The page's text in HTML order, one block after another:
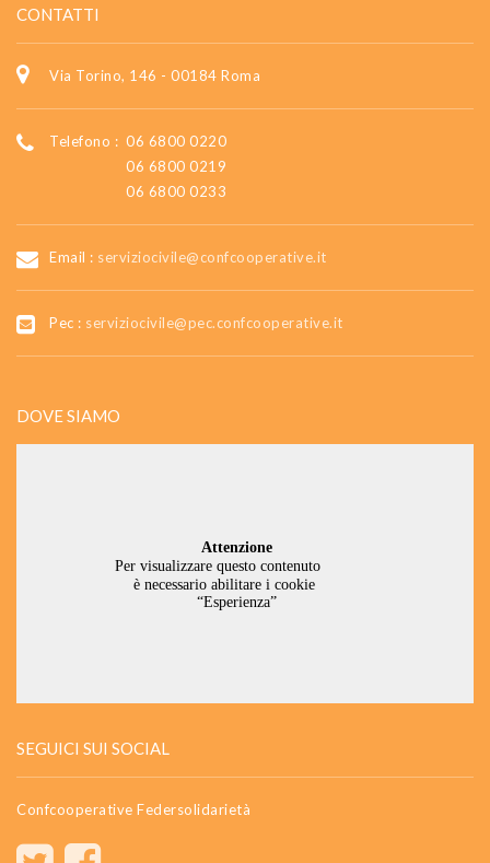
CONTATTI
Via Torino, 146 - 00184 Roma
Telefono : 06 6800 0220
06 6800 0219
06 6800 0233
Email : serviziocivile@confcooperative.it
Pec : serviziocivile@pec.confcooperative.it
DOVE SIAMO
SEGUICI SUI SOCIAL
Confcooperative Federsolidarietà